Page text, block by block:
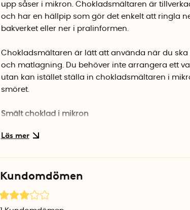
upp såser i mikron. Chokladsmältaren är
och har en hällpip som gör det enkelt att ringla
bakverket eller ner i pralinformen.
Chokladsmältaren är lätt att använda när du
och matlagning. Du behöver inte arrangera ett
utan kan istället ställa in chokladsmältaren i
smöret.
Smält choklad i mikron
chokladsmältaren. Sätt in chokladsmältaren i
Beroende på vilken mikro du har kan det ta olika
och det kan vara bra att köra chokladen någon
lite då och då och kör vidare vid behov. Använd
Kundomdömen